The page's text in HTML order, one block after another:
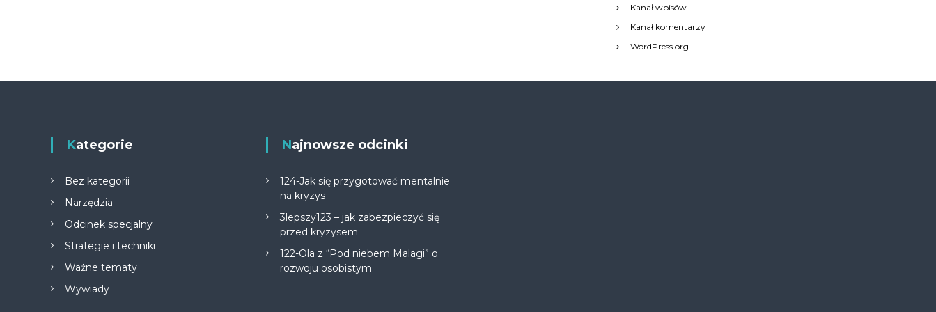
Kanał wpisów
Kanał komentarzy
WordPress.org
Kategorie
Bez kategorii
Narzędzia
Odcinek specjalny
Strategie i techniki
Ważne tematy
Wywiady
Najnowsze odcinki
124-Jak się przygotować mentalnie
na kryzys
3lepszy123 – jak zabezpieczyć się
przed kryzysem
122-Ola z “Pod niebem Malagi” o
rozwoju osobistym